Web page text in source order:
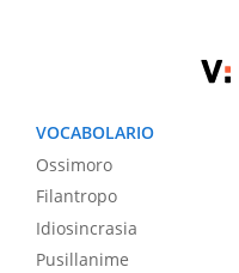
VOCABOLARIO
Ossimoro
Filantropo
Idiosincrasia
Pusillanime